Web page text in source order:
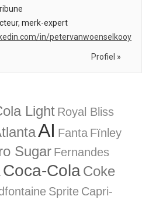
merk-expert
in/petervanwoenselkooy
Profiel »
Light Royal Bliss
AI Fanta Fïnley
Sugar Fernandes
Coca-Cola Coke
Sprite Capri-